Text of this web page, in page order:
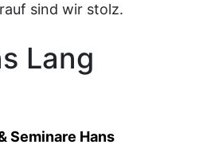
sind wir stolz.
Lang
Seminare Hans